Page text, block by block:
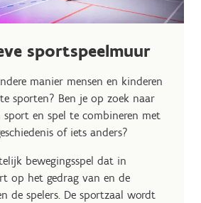
sportspeelmuur
manier mensen en kinderen
sporten? Ben je op zoek naar
sport en spel te combineren met
of iets anders?
bewegingsspel dat in
op het gedrag van en de
de spelers. De sportzaal wordt